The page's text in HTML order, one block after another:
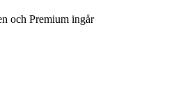
och Premium ingår